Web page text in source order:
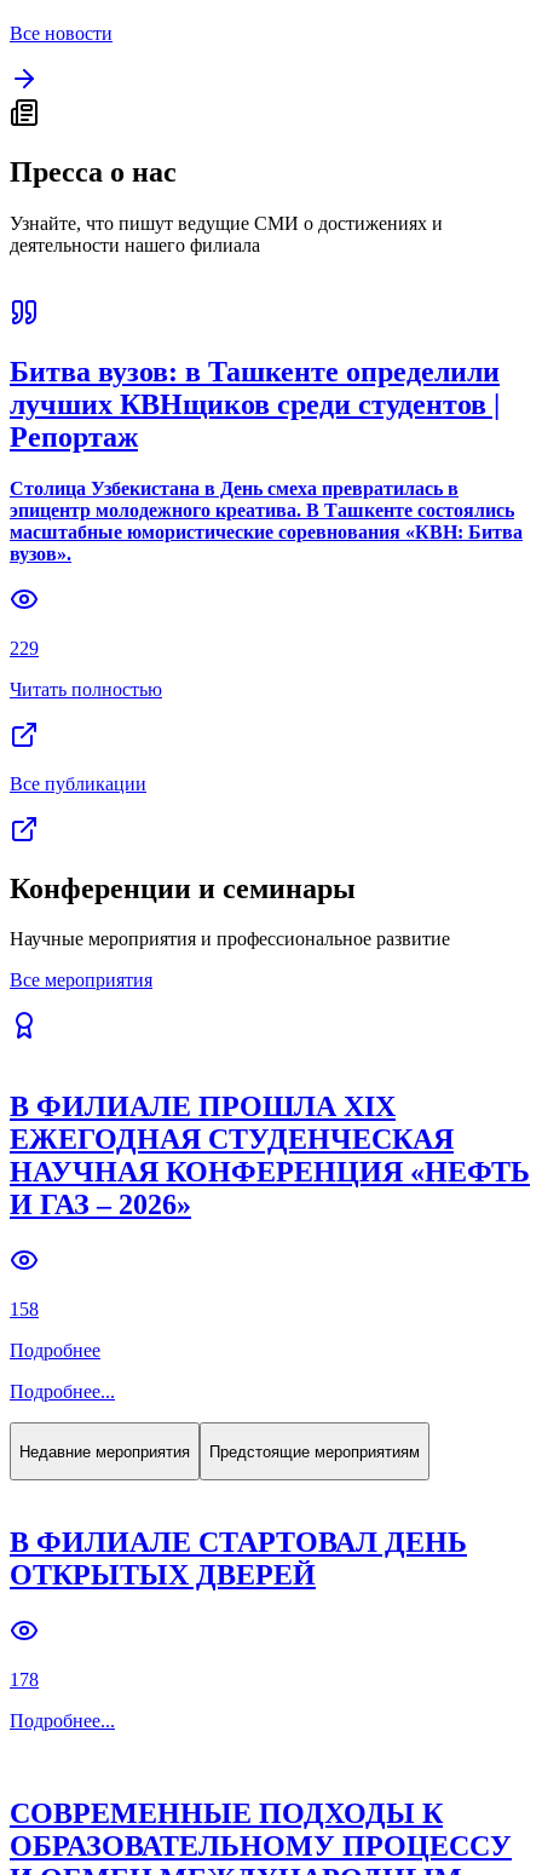
Все новости
Пресса о нас
Узнайте, что пишут ведущие СМИ о достижениях и
деятельности нашего филиала
Битва вузов: в Ташкенте определили
лучших КВНщиков среди студентов |
Репортаж
Столица Узбекистана в День смеха превратилась в
эпицентр молодежного креатива. В Ташкенте состоялись
масштабные юмористические соревнования «КВН: Битва
вузов».
229
Читать полностью
Все публикации
Конференции и семинары
Научные мероприятия и профессиональное развитие
Все мероприятия
В ФИЛИАЛЕ ПРОШЛА XIX
ЕЖЕГОДНАЯ СТУДЕНЧЕСКАЯ
НАУЧНАЯ КОНФЕРЕНЦИЯ «НЕФТЬ
И ГАЗ – 2026»
158
Подробнее
Подробнее...
Недавние мероприятия Предстоящие мероприятиям
В ФИЛИАЛЕ СТАРТОВАЛ ДЕНЬ
ОТКРЫТЫХ ДВЕРЕЙ
178
Подробнее...
СОВРЕМЕННЫЕ ПОДХОДЫ К
ОБРАЗОВАТЕЛЬНОМУ ПРОЦЕССУ